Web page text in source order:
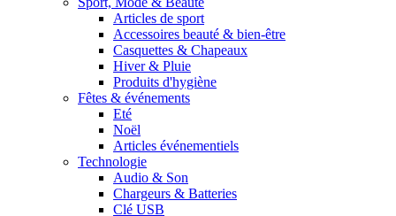
Articles de sport
Accessoires beauté & bien-être
Casquettes & Chapeaux
Hiver & Pluie
Produits d'hygiène
Fêtes & événements
Eté
Noël
Articles événementiels
Technologie
Audio & Son
Chargeurs & Batteries
Clé USB